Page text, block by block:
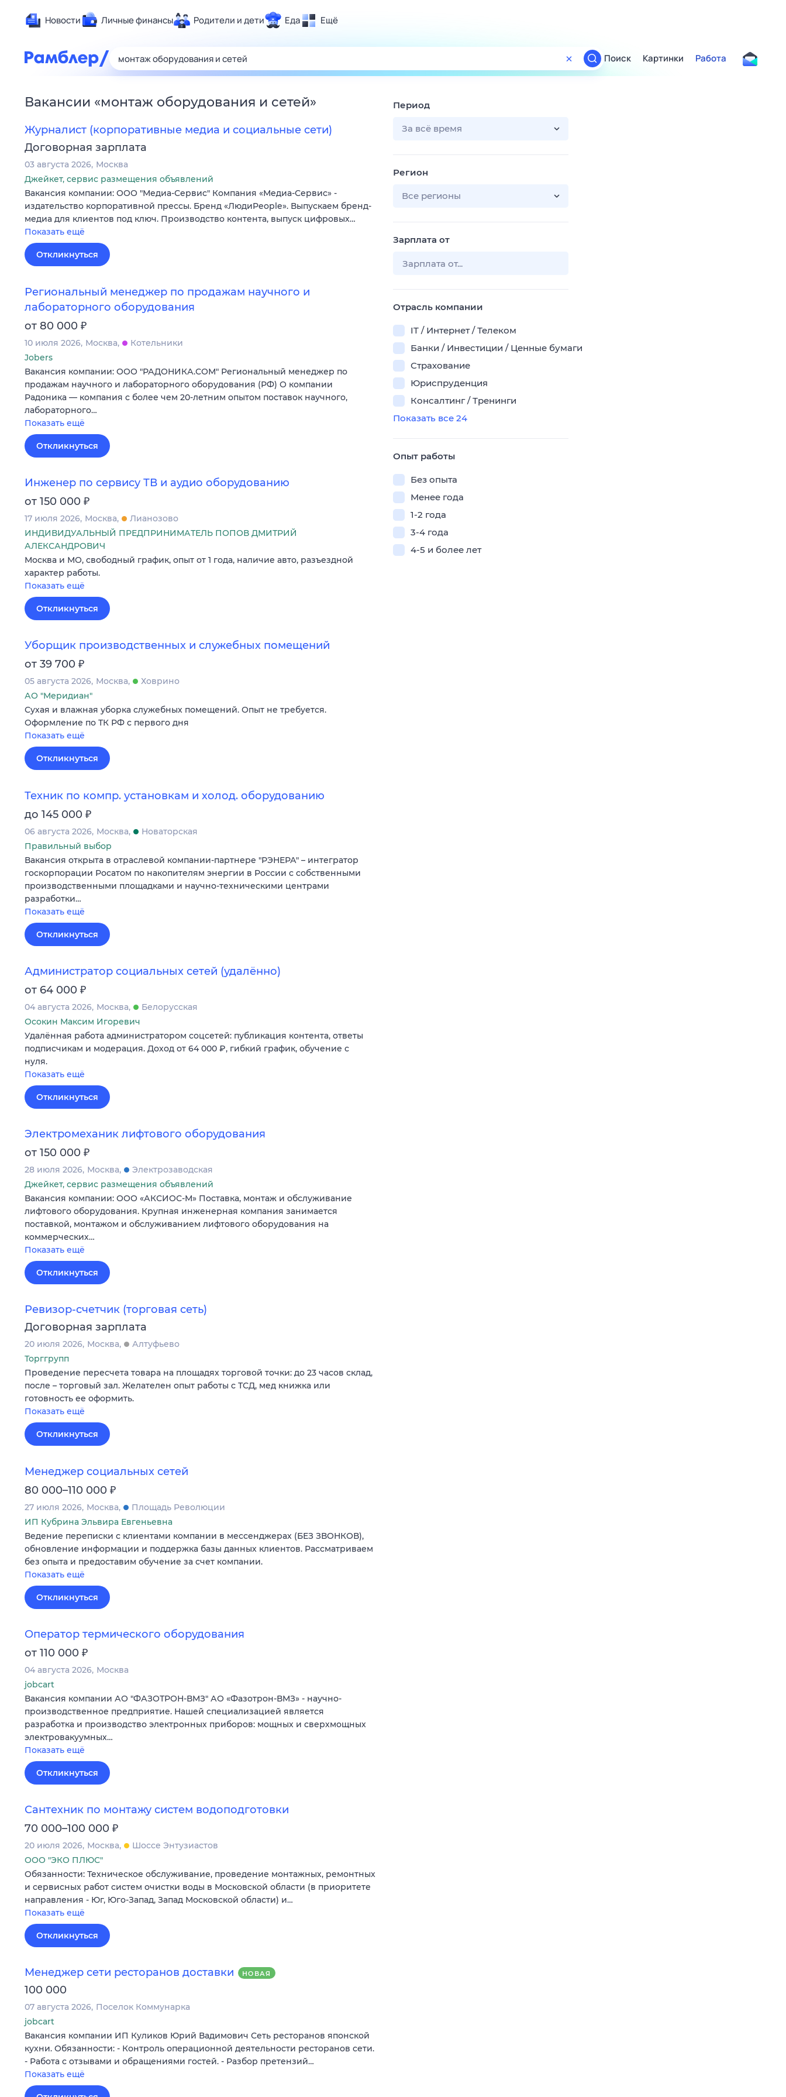
Новости Личные финансы Родители и дети Еда Ещё
Здоровье
Развлечения и отдых
Спорт
Карьера
Сберегаем вместе
Гороскопы
Поиск
ТВ-программа
Поиск Картинки Работа
Вакансии «монтаж оборудования и сетей»
Журналист (корпоративные медиа и социальные сети)
Договорная зарплата
03 августа 2026 Москва
Джейкет, сервис размещения объявлений
Вакансия компании: ООО "Медиа-Сервис" Компания «Медиа-Сервис» -
издательство корпоративной прессы. Бренд «ЛюдиPeople». Выпускаем бренд-
медиа для клиентов под ключ. Производство контента, выпуск цифровых…
Показать ещё
Откликнуться
Региональный менеджер по продажам научного и
лабораторного оборудования
от 80 000 ₽
10 июля 2026 Москва
Котельники
Jobers
Вакансия компании: ООО "РАДОНИКА.СОМ" Региональный менеджер по
продажам научного и лабораторного оборудования (РФ) О компании
Радоника — компания с более чем 20-летним опытом поставок научного,
лабораторного…
Показать ещё
Откликнуться
Инженер по сервису ТВ и аудио оборудованию
от 150 000 ₽
17 июля 2026 Москва
Лианозово
ИНДИВИДУАЛЬНЫЙ ПРЕДПРИНИМАТЕЛЬ ПОПОВ ДМИТРИЙ
АЛЕКСАНДРОВИЧ
Москва и МО, свободный график, опыт от 1 года, наличие авто, разъездной
характер работы.
Показать ещё
Откликнуться
Уборщик производственных и служебных помещений
от 39 700 ₽
05 августа 2026 Москва
Ховрино
АО "Меридиан"
Сухая и влажная уборка служебных помещений. Опыт не требуется.
Оформление по ТК РФ с первого дня
Показать ещё
Откликнуться
Техник по компр. установкам и холод. оборудованию
до 145 000 ₽
06 августа 2026 Москва
Новаторская
Правильный выбор
Вакансия открыта в отраслевой компании-партнере "РЭНЕРА" – интегратор
госкорпорации Росатом по накопителям энергии в России с собственными
производственными площадками и научно-техническими центрами
разработки…
Показать ещё
Откликнуться
Администратор социальных сетей (удалённо)
от 64 000 ₽
04 августа 2026 Москва
Белорусская
Осокин Максим Игоревич
Удалённая работа администратором соцсетей: публикация контента, ответы
подписчикам и модерация. Доход от 64 000 ₽, гибкий график, обучение с
нуля.
Показать ещё
Откликнуться
Электромеханик лифтового оборудования
от 150 000 ₽
28 июля 2026 Москва
Электрозаводская
Джейкет, сервис размещения объявлений
Вакансия компании: ООО «АКСИОС-М» Поставка, монтаж и обслуживание
лифтового оборудования. Крупная инженерная компания занимается
поставкой, монтажом и обслуживанием лифтового оборудования на
коммерческих…
Показать ещё
Откликнуться
Ревизор-счетчик (торговая сеть)
Договорная зарплата
20 июля 2026 Москва
Алтуфьево
Торггрупп
Проведение пересчета товара на площадях торговой точки: до 23 часов склад,
после – торговый зал. Желателен опыт работы с ТСД, мед книжка или
готовность ее оформить.
Показать ещё
Откликнуться
Менеджер социальных сетей
80 000–110 000 ₽
27 июля 2026 Москва
Площадь Революции
ИП Кубрина Эльвира Евгеньевна
Ведение переписки с клиентами компании в мессенджерах (БЕЗ ЗВОНКОВ),
обновление информации и поддержка базы данных клиентов. Рассматриваем
без опыта и предоставим обучение за счет компании.
Показать ещё
Откликнуться
Оператор термического оборудования
от 110 000 ₽
04 августа 2026 Москва
jobcart
Вакансия компании АО "ФАЗОТРОН-ВМЗ" АО «Фазотрон-ВМЗ» - научно-
производственное предприятие. Нашей специализацией является
разработка и производство электронных приборов: мощных и сверхмощных
электровакуумных…
Показать ещё
Откликнуться
Сантехник по монтажу систем водоподготовки
70 000–100 000 ₽
20 июля 2026 Москва
Шоссе Энтузиастов
ООО "ЭКО ПЛЮС"
Обязанности: Техническое обслуживание, проведение монтажных, ремонтных
и сервисных работ систем очистки воды в Московской области (в приоритете
направления - Юг, Юго-Запад, Запад Московской области) и…
Показать ещё
Откликнуться
Менеджер сети ресторанов доставки НОВАЯ
100 000
07 августа 2026 Поселок Коммунарка
jobcart
Вакансия компании ИП Куликов Юрий Вадимович Сеть ресторанов японской
кухни. Обязанности: - Контроль операционной деятельности ресторанов сети.
- Работа с отзывами и обращениями гостей. - Разбор претензий…
Показать ещё
Период
За всё время
Регион
Все регионы
Зарплата от
Отрасль компании
IT / Интернет / Телеком
Банки / Инвестиции / Ценные бумаги
Страхование
Юриспруденция
Консалтинг / Тренинги
Показать все 24
Опыт работы
Без опыта
Менее года
1-2 года
3-4 года
4-5 и более лет